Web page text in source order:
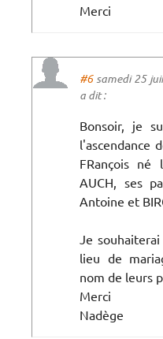
Merci
#6samedi 25
a dit :
Bonsoir, je
l'ascendance
FRançois
AUCH, ses
Antoine et
Je
lieu de
nom de leurs
Merci
Nadège